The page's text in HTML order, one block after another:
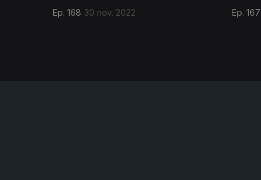
Ep. 168 30 nov. 2022 Ep. 167